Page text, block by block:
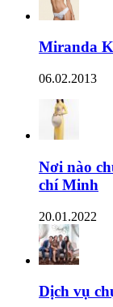
Miranda
06.02.2013
Nơi nào
chí Minh
20.01.2022
Dịch vụ